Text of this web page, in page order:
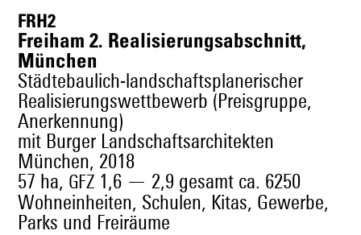
FRH2
Freiham 2. Realisierungsabschnitt,
München
Städtebaulich-landschaftsplanerischer
Realisierungswettbewerb (Preisgruppe,
Anerkennung)
mit Burger Landschaftsarchitekten
München, 2018
57 ha, GFZ 1,6 — 2,9 gesamt ca. 6250
Wohneinheiten, Schulen, Kitas, Gewerbe,
Parks und Freiräume